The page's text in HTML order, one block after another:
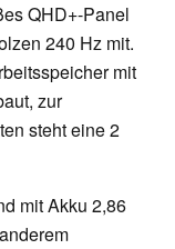
QHD+-Panel
240 Hz mit.
mit
zur
steht eine 2
mit Akku 2,86